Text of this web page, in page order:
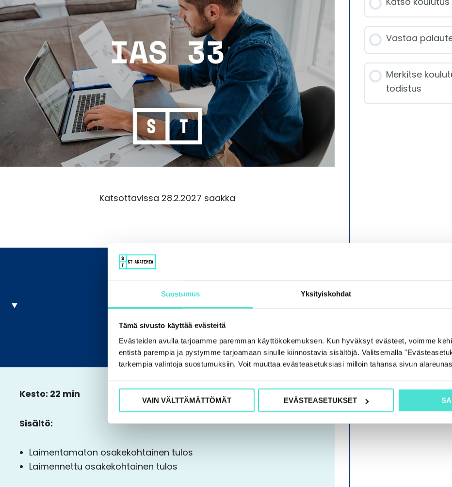
Suostumus Yksityiskohdat
Tämä sivusto käyttää evästeitä
Evästeiden avulla tarjoamme paremman käyttökokemuksen. Kun hyväksyt evästeet, voimme
entistä parempia ja pystymme tarjoamaan sinulle kiinnostavia sisältöjä. Valitsemalla
tarkempia valintoja suostumuksiin. Voit muuttaa evästeasetuksiasi milloin tahansa sivun
VAIN VÄLTTÄMÄTTÖMÄT EVÄSTEASETUKSET
Katsottavissa 28.2.2027 saakka
H
J
E
A
Kesto: 22 min
Sisältö:
Laimentamaton osakekohtainen tulos
Laimennettu osakekohtainen tulos
Vastaa
Merkitse
todistus